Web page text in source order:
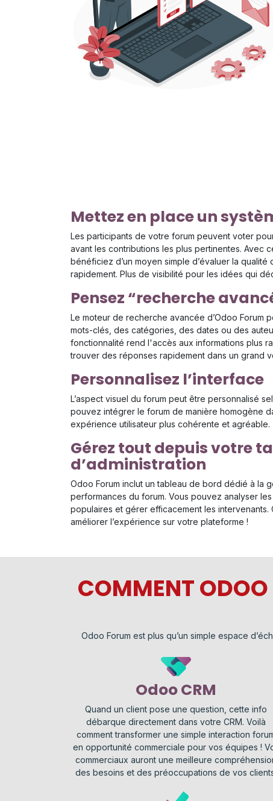
Mettez en place un
Les participants de votre forum peuvent voter
avant les contributions les plus pertinentes. Avec
bénéficiez d’un moyen simple d’évaluer la
rapidement. Plus de visibilité pour les idées qui
Pensez “recherche
Le moteur de recherche avancée d’Odoo Forum
mots-clés, des catégories, des dates ou des
fonctionnalité rend l'accès aux informations plus
trouver des réponses rapidement dans un grand
Personnalisez l’interface
L’aspect visuel du forum peut être personnalisé
pouvez intégrer le forum de manière homogène
expérience utilisateur plus cohérente et agréable.
Gérez tout depuis votre
d’administration
Odoo Forum inclut un tableau de bord dédié à la
performances du forum. Vous pouvez analyser
populaires et gérer efficacement les
améliorer l’expérience sur votre plateforme !
COMMENT ODOO
Odoo Forum est plus qu’un simple espace
Odoo CRM
Quand un client pose une question, cette info
débarque directement dans votre CRM. Voilà
comment transformer une simple interaction
en opportunité commerciale pour vos équipes !
commerciaux auront une meilleure
des besoins et des préoccupations de vos